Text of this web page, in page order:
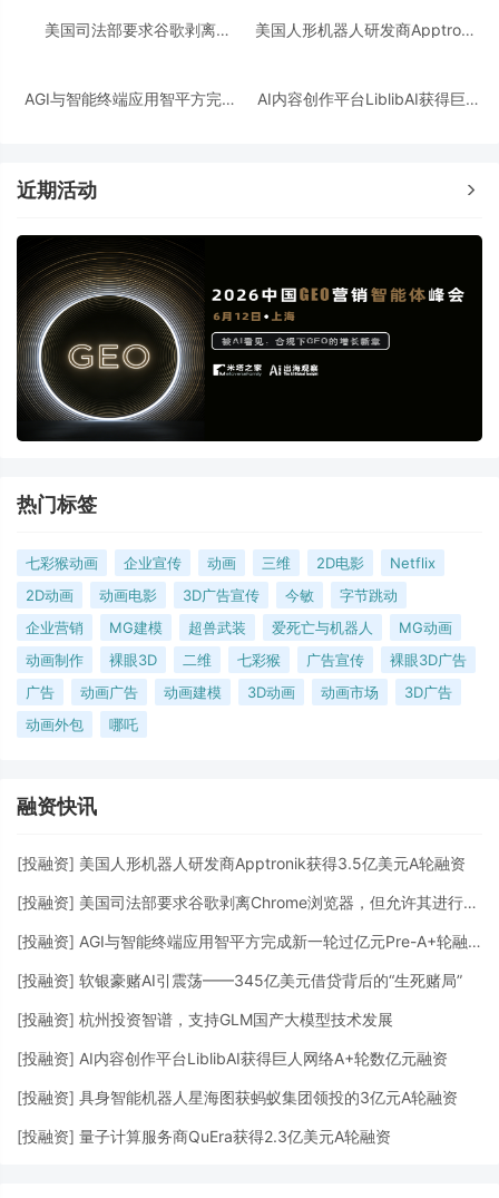
美国司法部要求谷歌剥离
美国人形机器人研发商Apptronik
AGI与智能终端应用智平方完成
AI内容创作平台LiblibAI获得巨人
近期活动
热门标签
七彩猴动画 企业宣传 动画 三维 2D电影
Netflix
2D动画
动画电影 3D广告宣传 今敏
字节跳动
企业营销
MG建模 超兽武装 爱死亡与机器人
MG动画
动画制作
裸眼3D 二维 七彩猴 广告宣传
裸眼3D广告
广告
动画广告 动画建模 3D动画 动画市场
3D广告
动画外包
哪吒
融资快讯
[投融资] 美国人形机器人研发商Apptronik获得3.5亿美元A轮融资
[投融资] 美国司法部要求谷歌剥离Chrome浏览器，但允许其进行AI投资
[投融资] AGI与智能终端应用智平方完成新一轮过亿元Pre-A+轮融资
[投融资] 软银豪赌AI引震荡——345亿美元借贷背后的“生死赌局”
[投融资] 杭州投资智谱，支持GLM国产大模型技术发展
[投融资] AI内容创作平台LiblibAI获得巨人网络A+轮数亿元融资
[投融资] 具身智能机器人星海图获蚂蚁集团领投的3亿元A轮融资
[投融资] 量子计算服务商QuEra获得2.3亿美元A轮融资